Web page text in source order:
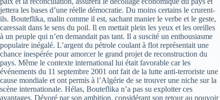
jettera les bases d’une réelle démocratie. Du moins certains le crurent-
ils. Bouteflika, malin comme il est, sachant manier le verbe et le geste,
caressait dans le sens du poil. Il en mettait plein les yeux et les oreilles
à un peuple qui n’en demandait pas tant. Il a suscité un enthousiasme
populaire inégalé. L’argent du pétrole coulant à flot représentait une
chance inespérée pour amorcer le grand projet de reconstruction du
pays. Même le contexte international lui était favorable car les
événements du 11 septembre 2001 ont fait de la lutte anti-terroriste une
cause mondiale et ont permis à l’Algérie de se trouver une niche sur la
scène internationale. Hélas, Bouteflika n’a pas su exploiter ces
avantages. Dévoré par son ambition, considérant son retour au pouvoir